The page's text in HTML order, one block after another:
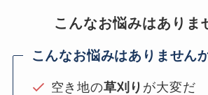
こんなお悩みはありま
こんなお悩みはありません
空き地の草刈り が大変だ